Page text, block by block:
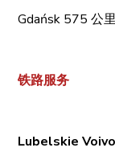
Gdańsk 575 公
铁路服务
Lubelskie